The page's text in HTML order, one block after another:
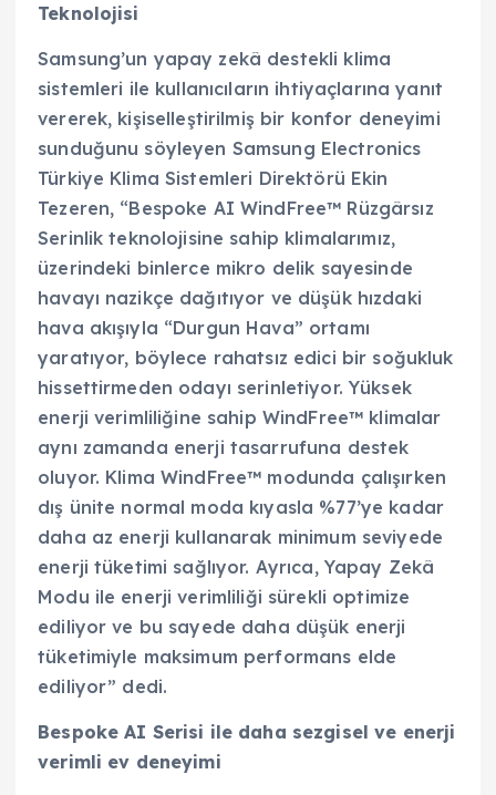
Teknolojisi
Samsung’un yapay zekâ destekli klima
sistemleri ile kullanıcıların ihtiyaçlarına yanıt
vererek, kişiselleştirilmiş bir konfor deneyimi
sunduğunu söyleyen Samsung Electronics
Türkiye Klima Sistemleri Direktörü Ekin
Tezeren, “Bespoke AI WindFree™ Rüzgârsız
Serinlik teknolojisine sahip klimalarımız,
üzerindeki binlerce mikro delik sayesinde
havayı nazikçe dağıtıyor ve düşük hızdaki
hava akışıyla “Durgun Hava” ortamı
yaratıyor, böylece rahatsız edici bir soğukluk
hissettirmeden odayı serinletiyor. Yüksek
enerji verimliliğine sahip WindFree™ klimalar
aynı zamanda enerji tasarrufuna destek
oluyor. Klima WindFree™ modunda çalışırken
dış ünite normal moda kıyasla %77’ye kadar
daha az enerji kullanarak minimum seviyede
enerji tüketimi sağlıyor. Ayrıca, Yapay Zekâ
Modu ile enerji verimliliği sürekli optimize
ediliyor ve bu sayede daha düşük enerji
tüketimiyle maksimum performans elde
ediliyor” dedi.
Bespoke AI Serisi ile daha sezgisel ve enerji
verimli ev deneyimi